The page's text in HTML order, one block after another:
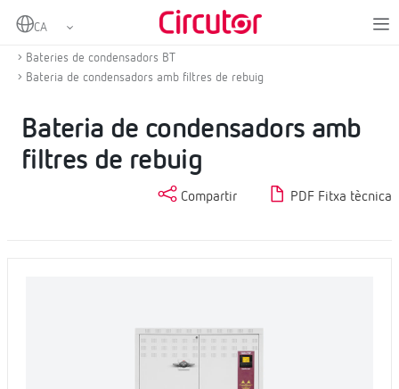
Home
Bateries de condensadors BT
Bateria de condensadors amb filtres de rebuig
Bateria de condensadors amb
filtres de rebuig
Compartir PDF Fitxa tècnica